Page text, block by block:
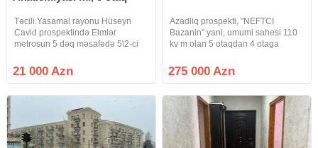
Təcili.Yasamal rayonu Hüseyn
Cavid prospektində Elmlər
metrosun 5 dəq məsafədə 5\2-ci
ümumi sahəsi 80 kv olan mənzil
Təcili satılır.Qaz su işıq
21 000 Azn
Azadliq prospekti, "NEFTCI
Bazanin" yani, umumi sahesi 110
kv m olan 5 otaqdan 4 otaga
5/3, yaxsi temir, doseme parket,
qurasdirilmis metbex mebeli,
275 000 Azn